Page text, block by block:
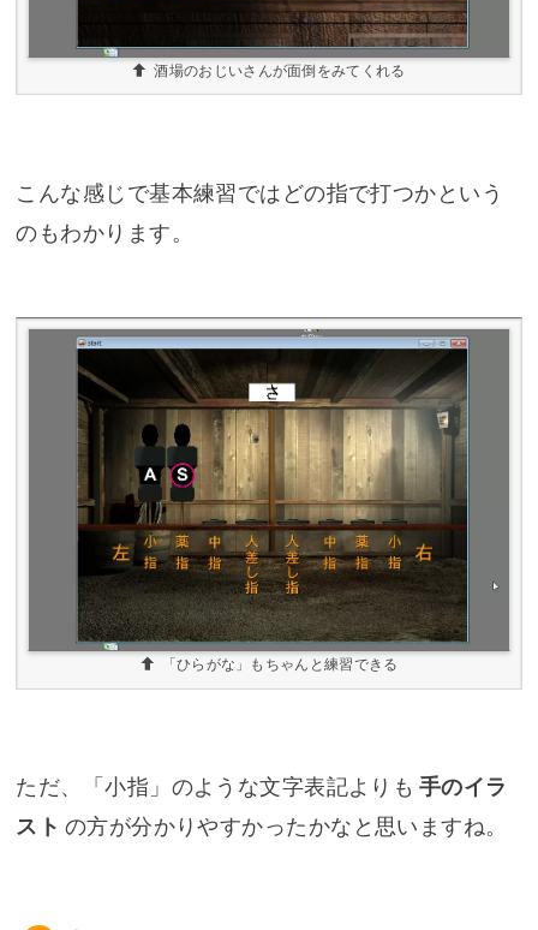
酒場のおじいさんが面倒をみてくれる
こんな感じで基本練習ではどの指で打つかという
のもわかります。
「ひらがな」もちゃんと練習できる
ただ、「小指」のような文字表記よりも 手のイラ
スト の方が分かりやすかったかなと思いますね。